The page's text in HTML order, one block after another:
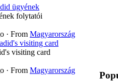
ügyének
folytatói
· From Magyarország
visiting card
visiting card
· From Magyarország